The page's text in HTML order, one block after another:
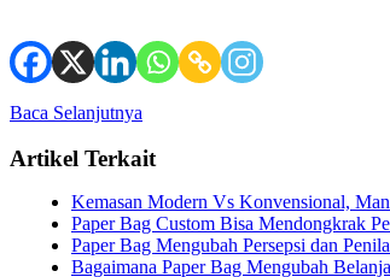
Baca Selanjutnya
Artikel Terkait
Kemasan Modern Vs Konvensional,
Paper Bag Custom Bisa Mendongkrak
Paper Bag Mengubah Persepsi dan
Bagaimana Paper Bag Mengubah